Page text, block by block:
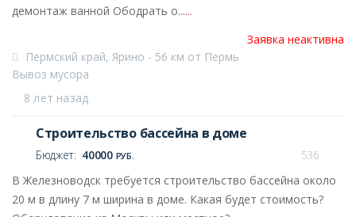
демонтаж ванной Ободрать о......
Заявка неактивна
8 лет назад
Пермский край, Ярино - 56 км от Пермь
Вывоз мусора
Строительство бассейна в доме
Бюджет: 40000 РУБ.
536
В Железноводск требуется строительство бассейна около
20 м в длину 7 м ширина в доме. Какая будет стоимость?